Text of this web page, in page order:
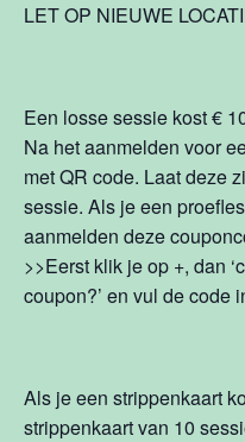
LET OP NIEUWE
Een losse sessie kost €
Na het aanmelden voor
met QR code. Laat deze
sessie. Als je een
aanmelden deze
>>Eerst klik je op +, dan
coupon?’ en vul de code
Als je een strippenkaart
strippenkaart van 10